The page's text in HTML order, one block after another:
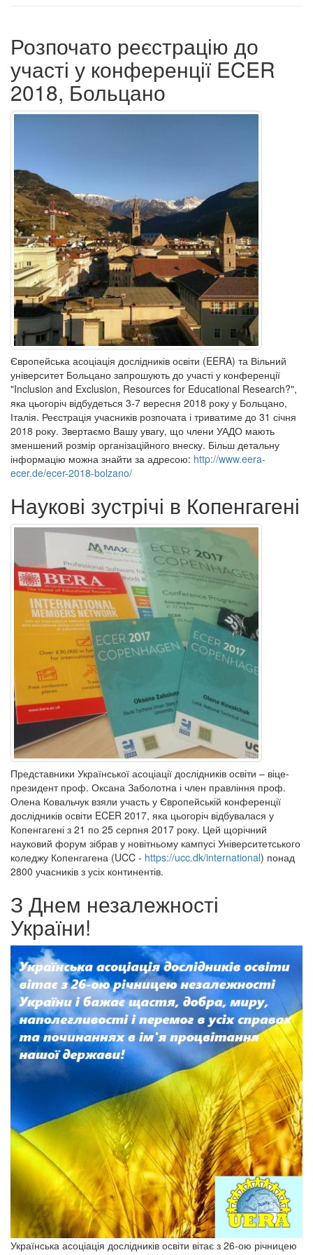
Розпочато реєстрацію до
участі у конференції ECER
2018, Больцано
Європейська асоціація дослідників освіти (EERA) та Вільний
університет Больцано запрошують до участі у конференції
"Inclusion and Exclusion, Resources for Educational Research?",
яка цьогоріч відбудеться 3-7 вересня 2018 року у Больцано,
Італія. Реєстрація учасників розпочата і триватиме до 31 січня
2018 року. Звертаємо Вашу увагу, що члени УАДО мають
зменшений розмір організаційного внеску. Більш детальну
інформацію можна знайти за адресою: http://www.eera-
ecer.de/ecer-2018-bolzano/
Наукові зустрічі в Копенгагені
Представники Української асоціації дослідників освіти – віце-
президент проф. Оксана Заболотна і член правління проф.
Олена Ковальчук взяли участь у Європейській конференції
дослідників освіти ECER 2017, яка цьогоріч відбувалася у
Копенгагені з 21 по 25 серпня 2017 року. Цей щорічний
науковий форум зібрав у новітньому кампусі Університетського
коледжу Копенгагена (UCC - https://ucc.dk/international) понад
2800 учасників з усіх континентів.
З Днем незалежності
України!
Українська асоціація дослідників освіти вітає з 26-ою річницею